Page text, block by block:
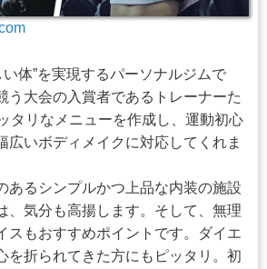
体”を実現するパーソナルジムで
う大会の入賞者であるトレーナーた
タリなメニューを作成し、運動初心
広いボディメイクに対応してくれま
あるシンプルかつ上品な内装の施設
、気分も高揚します。そして、無理
スもおすすめポイントです。ダイエ
を折られてきた方にもピッタリ。初